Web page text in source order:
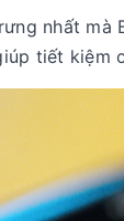
nhất mà
tiết kiệm